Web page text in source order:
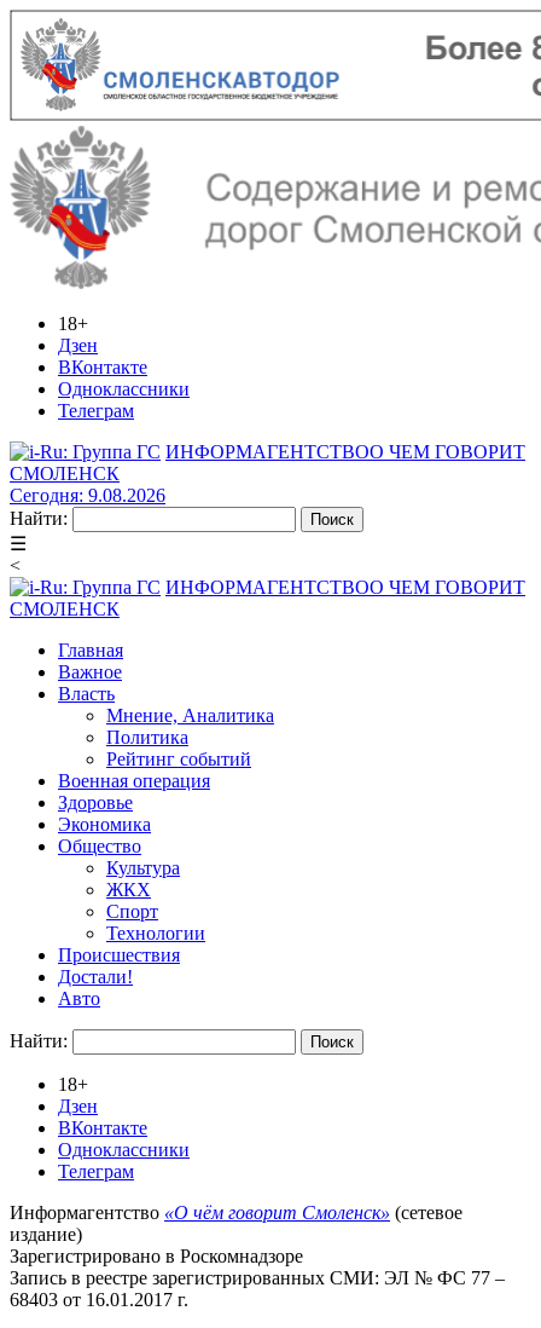
18+
Дзен
ВКонтакте
Одноклассники
Телеграм
ИНФОРМАГЕНТСТВОО ЧЕМ ГОВОРИТ
СМОЛЕНСК
Сегодня: 9.08.2026
Найти:
☰
<
ИНФОРМАГЕНТСТВОО ЧЕМ ГОВОРИТ
СМОЛЕНСК
Главная
Важное
Власть
Мнение, Аналитика
Политика
Рейтинг событий
Военная операция
Здоровье
Экономика
Общество
Культура
ЖКХ
Спорт
Технологии
Происшествия
Достали!
Авто
Найти:
18+
Дзен
ВКонтакте
Одноклассники
Телеграм
Информагентство «О чём говорит Смоленск» (сетевое
издание)
Зарегистрировано в Роскомнадзоре
Запись в реестре зарегистрированных СМИ: ЭЛ № ФС 77 –
68403 от 16.01.2017 г.